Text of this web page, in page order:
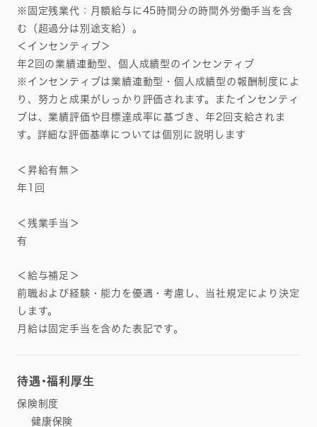
※固定残業代：月額給与に45時間分の時間外労働手当を含
む（超過分は別途支給）。
＜インセンティブ＞
年2回の業績連動型、個人成績型のインセンティブ
※インセンティブは業績連動型・個人成績型の報酬制度によ
り、努力と成果がしっかり評価されます。またインセンティ
ブは、業績評価や目標達成率に基づき、年2回支給されま
す。詳細な評価基準については個別に説明します
＜昇給有無＞
年1回
＜残業手当＞
有
＜給与補足＞
前職および経験・能力を優遇・考慮し、当社規定により決定
します。
月給は固定手当を含めた表記です。
待遇・福利厚生
保険制度
健康保険